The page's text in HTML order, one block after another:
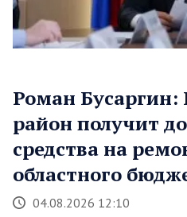
Роман
район получит
средства на
областного
04.08.2026 12:10